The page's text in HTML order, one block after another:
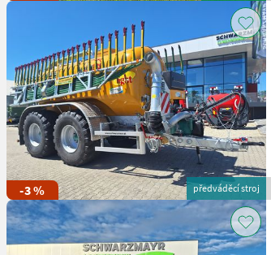
-3 % předváděcí stroj